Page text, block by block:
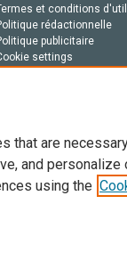
et conditions
rédactionnelle
publicitaire
settings
le contenu de ce site:
de données, a la
that are
and personalize
using the